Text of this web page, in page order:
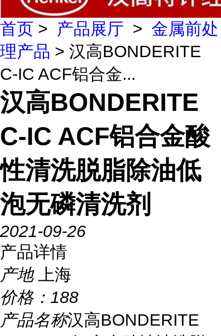
首页 > 产品展厅 > 金属前处
理产品 > 汉高BONDERITE
C-IC ACF铝合金...
汉高BONDERITE
C-IC ACF铝合金酸
性清洗脱脂除油低
泡无磷清洗剂
2021-09-26
产品详情
产地
上海
价格： 188
产品名称汉高BONDERITE